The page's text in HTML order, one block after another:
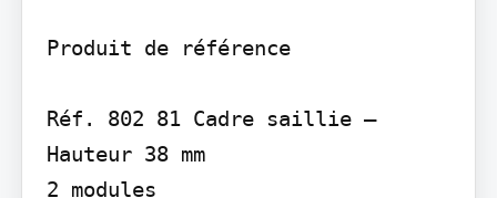
Produit de référence
Réf. 802 81 Cadre saillie –
Hauteur 38 mm
2 modules